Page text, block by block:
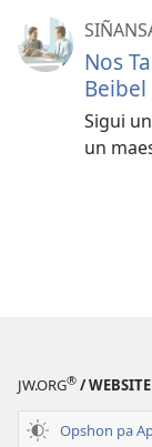
Nos
Sigui
un
JW.ORG® /
Opshon pa